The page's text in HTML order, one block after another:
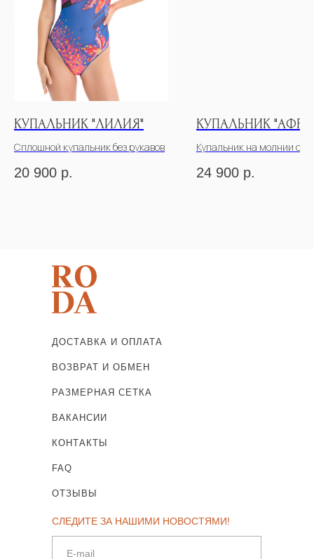
КУПАЛЬНИК "ЛИЛИЯ"
Сплошной купальник без рукавов
20 900 р.
КУПАЛЬНИК
Купальник на молнии с
24 900 р.
РАЗМЕРНАЯ СЕТКА
ДОСТАВКА И ОПЛАТА
КОНТАКТЫ
FAQ
ОТЗЫВЫ
СЛЕДИТЕ ЗА НАШИМИ НОВОСТЯМИ!
ВОЗВРАТ И ОБМЕН
ВАКАНСИИ